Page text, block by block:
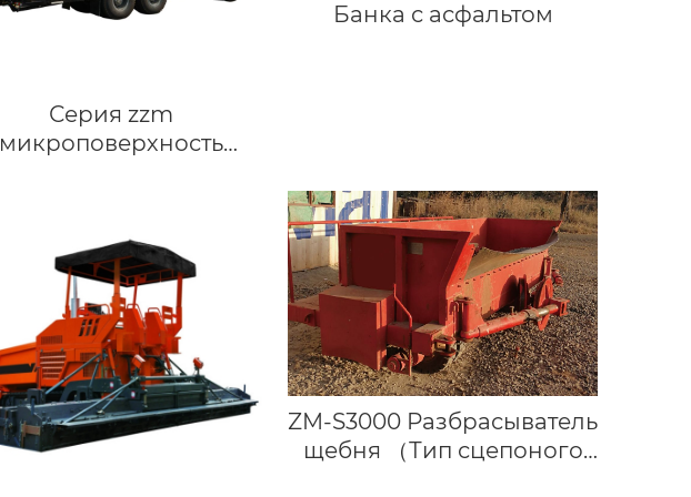
Серия zzm
микроповерхность
Банка с асфальтом
ZM-S3000 Разбрасыватель
щебня （Тип сцепоного